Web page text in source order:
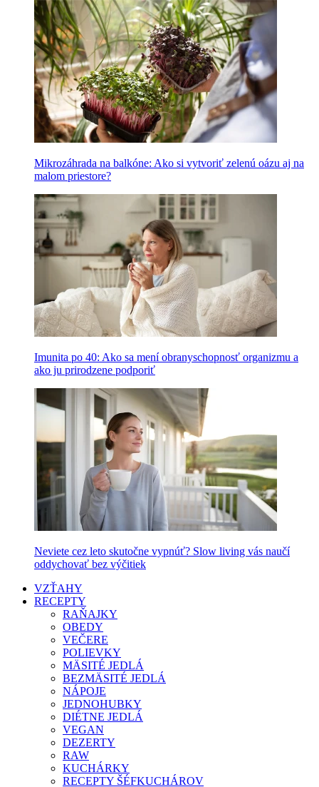
Mikrozáhrada na balkóne: Ako si vytvoriť zelenú oázu aj na
malom priestore?
Imunita po 40: Ako sa mení obranyschopnosť organizmu a
ako ju prirodzene podporiť
Neviete cez leto skutočne vypnúť? Slow living vás naučí
oddychovať bez výčitiek
VZŤAHY
RECEPTY
RAŇAJKY
OBEDY
VEČERE
POLIEVKY
MÄSITÉ JEDLÁ
BEZMÄSITÉ JEDLÁ
NÁPOJE
JEDNOHUBKY
DIÉTNE JEDLÁ
VEGAN
DEZERTY
RAW
KUCHÁRKY
RECEPTY ŠÉFKUCHÁROV